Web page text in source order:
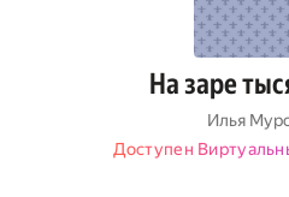
На заре
Илья
Доступен